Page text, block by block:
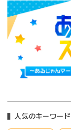
人気のキーワード